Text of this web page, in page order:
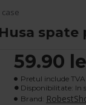
Husa spate
59.90
Pretul include TVA
Disponibilitate: In
Brand: